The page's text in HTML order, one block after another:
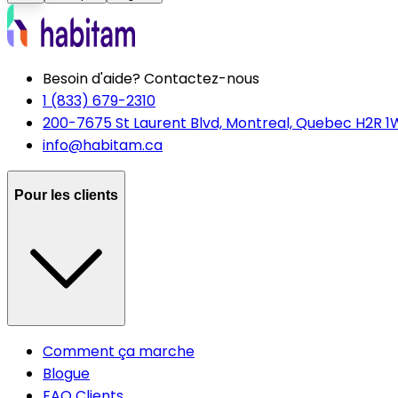
Besoin d'aide? Contactez-nous
1 (833) 679-2310
200-7675 St Laurent Blvd, Montreal, Quebec H2R
info@habitam.ca
Pour les clients
Comment ça marche
Blogue